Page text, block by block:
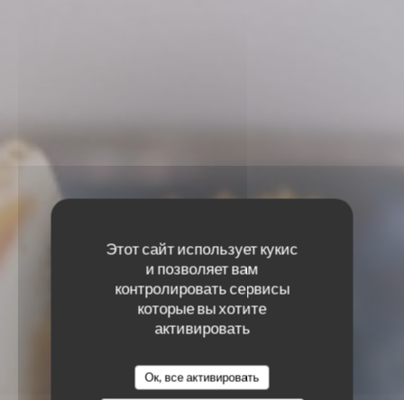
Этот сайт использует кукис
и позволяет вам
контролировать сервисы
которые вы хотите
активировать
Ок, все активировать
LA TABLE D'ABYSS
LA TABLE D'ABYSS
BISTRONOMIQUE|RODEZ